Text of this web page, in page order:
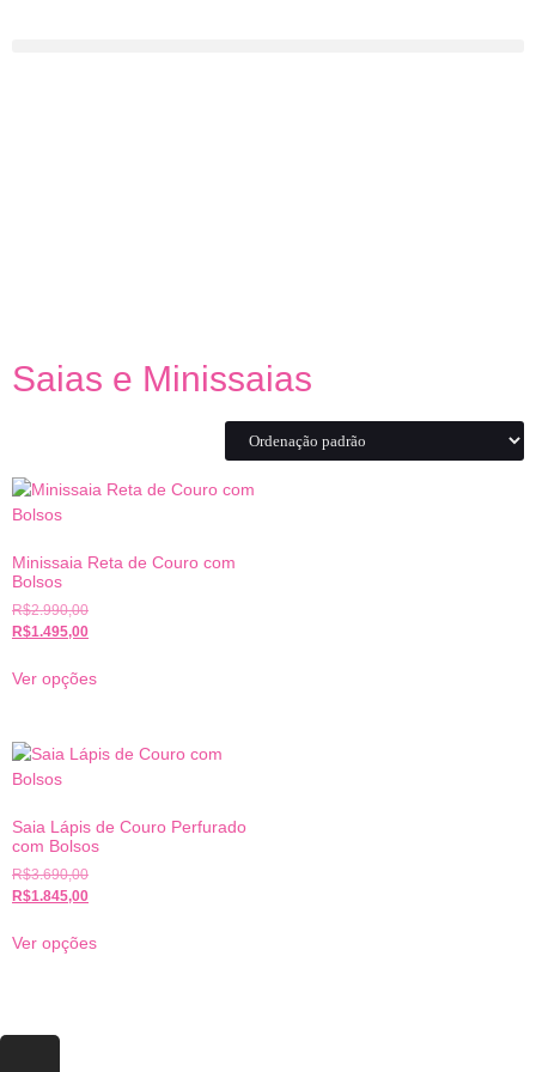
Saias e Minissaias
Minissaia Reta de Couro com
Bolsos
R$2.990,00
R$1.495,00
Ver opções
Saia Lápis de Couro Perfurado
com Bolsos
R$3.690,00
R$1.845,00
Ver opções